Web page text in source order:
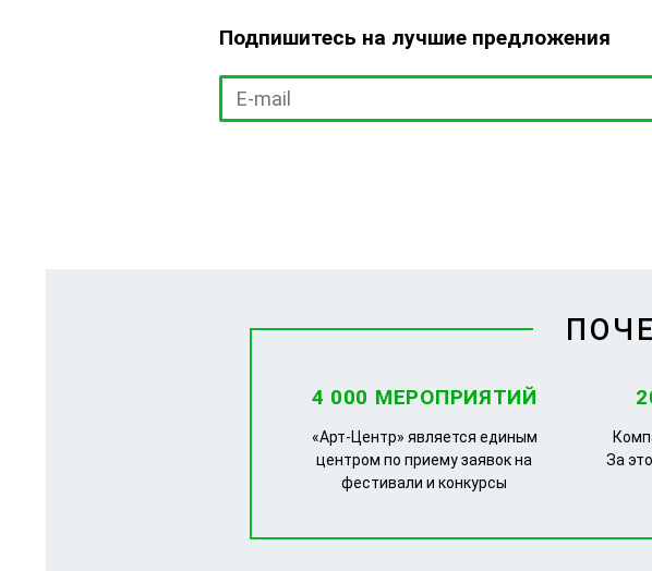
Подпишитесь на лучшие предложения
4 000 МЕРОПРИЯТИЙ
«Арт-Центр» является единым
центром по приему заявок на
фестивали и конкурсы
За